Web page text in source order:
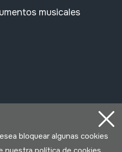
musicales
bloquear algunas cookies